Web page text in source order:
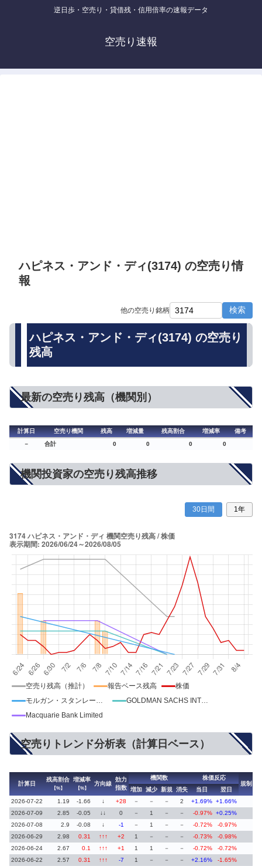
逆日歩・空売り・貸借残・信用倍率の速報データ
空売り速報
ハピネス・アンド・ディ(3174) の空売り情
報
他の空売り銘柄 検索
ハピネス・アンド・ディ(3174) の空売り
残高
最新の空売り残高（機関別）
計算日 空売り機関 残高 増減量 残高割合 増減率
備考
－
合計 0 0 0 0
機関投資家の空売り残高推移
30日間 1年
空売り残高（推計） 報告ベース残高
株価
モルガン・スタンレーMUFG証券
GOLDMAN SACHS INTERNATIONAL
Macquarie Bank Limited
空売りトレンド分析表（計算日ベース）
計算日
残高割合
【%】
増減率
【%】
方向線
効力
指数
機関数
株価反応
規制
増加 減少 新規 消失 当日
翌日
2026-07-22
1.19 -1.66 ↓ +28 － － － 2 +1.69% +1.66%
2026-07-09
2.85 -0.05 ↓↓ 0 － 1 － － -0.97% +0.25%
2026-07-08
2.9 -0.08 ↓ -1 － 1 － － -0.72%
-0.97%
2026-06-29
2.98 0.31 ↑↑↑ +2 1 － － － -0.73%
-0.98%
2026-06-24
2.67 0.1 ↑↑↑ +1 1 1 － － -0.72%
-0.72%
2026-06-22
2.57 0.31 ↑↑↑ -7 1 － － － +2.16%
-1.65%